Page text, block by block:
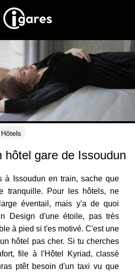
Location de voiture
Hôtels
Taxis
Horaires
Hôtels
hôtel gare de Issoudun
à Issoudun en train, sache que
tranquille. Pour les hôtels, ne
éventail, mais y'a de quoi
Design d'une étoile, pas très
à pied si t'es motivé. C'est une
hôtel pas cher. Si tu cherches
file à l'Hôtel Kyriad, classé
ptêt besoin d'un taxi vu que